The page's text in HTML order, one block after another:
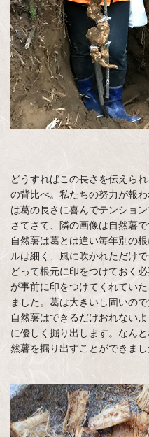
どうすればこの長さを伝えら
の背比べ。私たちの努力が報
は葛の長さに喜んでテンション
さてさて、隣の画像は自然薯で
自然薯は葛とは違い毎年別の
ルは細く、風に吹かれただけ
どって根元に印をつけておく
が事前に印をつけてくれてい
ました。葛は大きいし固いの
自然薯はできるだけおれない
に優しく掘り出します。なん
然薯を掘り出すことができまし